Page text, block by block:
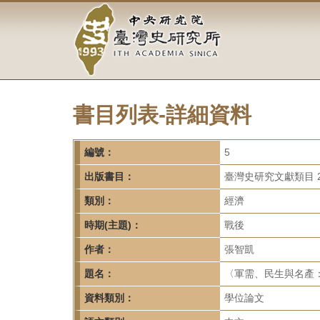
容
中
央
研
究
院-
臺
灣
史
研
究
所-
書目列表-詳細資料
編號： 5
出版書目： 臺灣史研究文獻類目
類別： 經濟
時期(主題)： 戰後
作者： 張智凱
題名： 〈軍需、民生與名
資料類別： 學位論文